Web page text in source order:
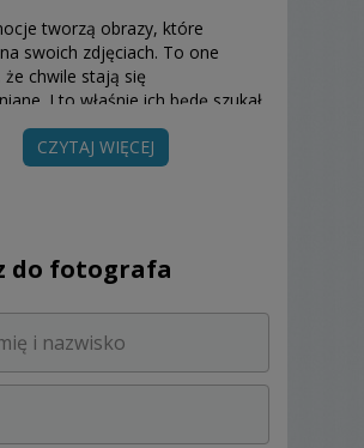
tworzą obrazy, które
swoich zdjęciach. To one
że chwile stają się
I to właśnie ich będę szukał
się między Wami z aparatem w
lub tworząc Wasze
fotograficznej sesji. Raz
uwiarygadnia wieloletnia
działalność, potwierdzona
wyróżnieniami. Jestem m.in.
Grand Press Photo
polskiej nagrody dla
orazLeica Street Photo,
polskiego konkursu fotografii
doświadczenie poparte jest
CZYTAJ WIĘCEJ
do fotografa